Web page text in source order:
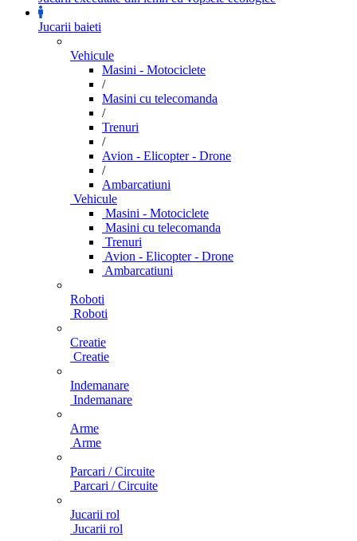
Jucarii baieti
Vehicule
Masini - Motociclete
/
Masini cu telecomanda
/
Trenuri
/
Avion - Elicopter - Drone
/
Ambarcatiuni
Vehicule
Masini - Motociclete
Masini cu telecomanda
Trenuri
Avion - Elicopter - Drone
Ambarcatiuni
Roboti
Roboti
Creatie
Creatie
Indemanare
Indemanare
Arme
Arme
Parcari / Circuite
Parcari / Circuite
Jucarii rol
Jucarii rol